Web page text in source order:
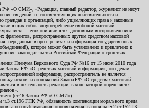
РФ «О СМИ», «Редакция, главный редактор, журналист не несут
сведений, не соответствующих действительности и
граждан и организаций, либо ущемляющих права и законные
собой злоупотребление свободой массовой
...если они являются дословным воспроизведением
фрагментов, распространенных другим средством массовой
переданные в пресс-релизах и информация государственных,
которое может быть установлено и привлечено к
законодательства Российской Федерации о средствах
Пленума Верховного Суда РФ №16 от 15 июня 2010 года
Закона РФ «О средствах массовой информации», «по делам,
информации, распространитель не является
исходя из положений Закона РФ «О средствах массовой
в деятельность редакции, в ходе которой определяется
(ст.46 Закона РФ «О СМИ»).
ч.3 ст.196 ГПК РФ, обязанность компенсации морального вреда
а по опубликованию опровержения, в порядке ч.2 ст.152 ГК